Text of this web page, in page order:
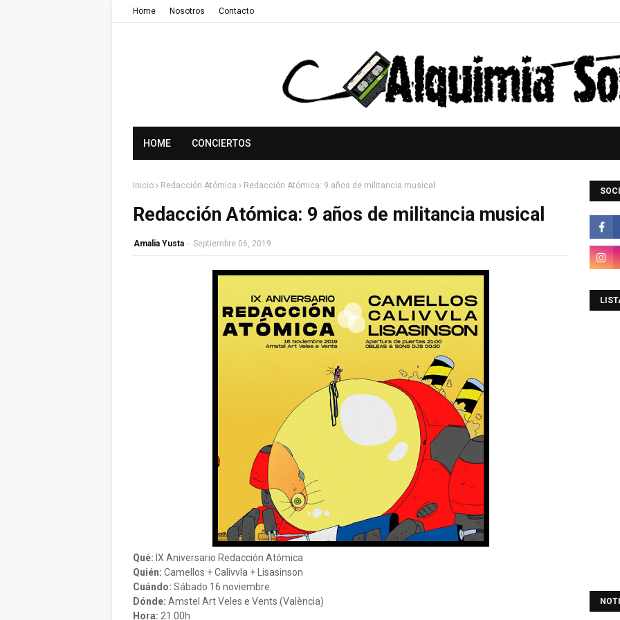
Home Nosotros Contacto
HOME CONCIERTOS
Inicio Redacción Atómica Redacción Atómica: 9 años de militancia musical
Redacción Atómica: 9 años de militancia musical
Amalia Yusta - Septiembre 06, 2019
Qué: IX Aniversario Redacción Atómica
Quién: Camellos + Calivvla + Lisasinson
Cuándo: Sábado 16 noviembre
Dónde: Amstel Art Veles e Vents (València)
Hora: 21.00h